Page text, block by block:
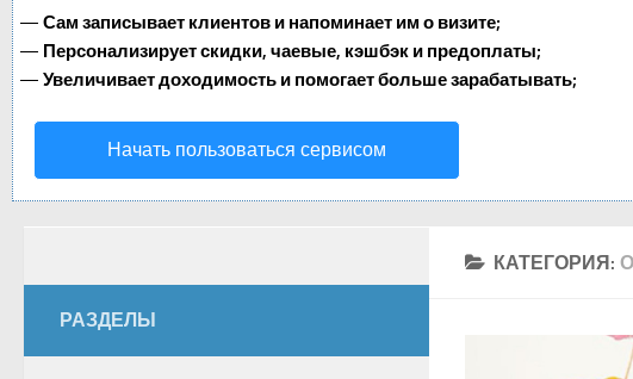
— Сам записывает клиентов и напоминает им о визите;
— Персонализирует скидки, чаевые, кэшбэк и предоплаты;
— Увеличивает доходимость и помогает больше зарабатывать;
Начать пользоваться сервисом
КАТЕГОРИЯ:
РАЗДЕЛЫ